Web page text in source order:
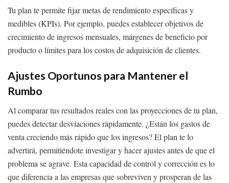
Tu plan te permite fijar metas de rendimiento específicas y
medibles (KPIs). Por ejemplo, puedes establecer objetivos de
crecimiento de ingresos mensuales, márgenes de beneficio por
producto o límites para los costos de adquisición de clientes.
Ajustes Oportunos para Mantener el
Rumbo
Al comparar tus resultados reales con las proyecciones de tu plan,
puedes detectar desviaciones rápidamente. ¿Están los gastos de
venta creciendo más rápido que los ingresos? El plan te lo
advertirá, permitiéndote investigar y hacer ajustes antes de que el
problema se agrave. Esta capacidad de control y corrección es lo
que diferencia a las empresas que sobreviven y prosperan de las